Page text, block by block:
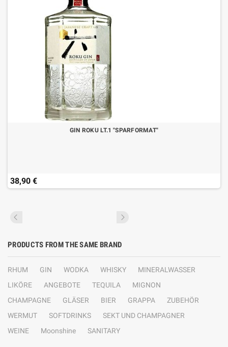
GIN ROKU LT.1 "SPARFORMAT"
38,90 €
PRODUCTS FROM THE SAME BRAND
RHUM GIN WODKA WHISKY
MINERALWASSER
LIKÖRE
ANGEBOTE TEQUILA
MIGNON
CHAMPAGNE
GLÄSER BIER GRAPPA
ZUBEHÖR
WERMUT
SOFTDRINKS
SEKT UND CHAMPAGNER
WEINE
Moonshine SANITARY